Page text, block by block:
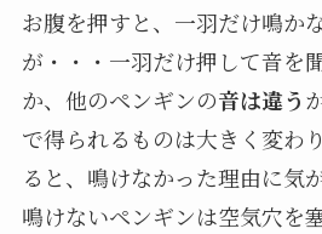
お腹を押すと、一羽だけ鳴か
が・・・一羽だけ押して音を
か、他のペンギンの音は違う
で得られるものは大きく変わ
ると、鳴けなかった理由に気
鳴けないペンギンは空気穴を